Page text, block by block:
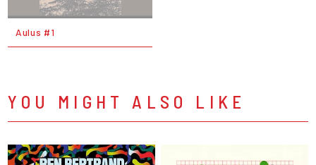
Aulus #1
YOU MIGHT ALSO LIKE